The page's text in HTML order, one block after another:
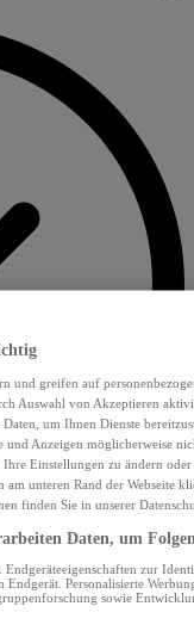
und greifen auf
Auswahl von Akzeptieren
Daten, um Ihnen Dienste
Anzeigen möglicherweise
Einstellungen zu ändern
unteren Rand der Webseite
finden Sie in unserer
Daten, um
Endgeräteeigenschaften zur
Personalisierte
sowie